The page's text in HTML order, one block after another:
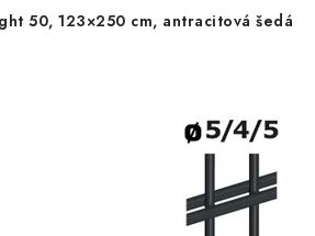
50, 123×250 cm, antracitová šedá